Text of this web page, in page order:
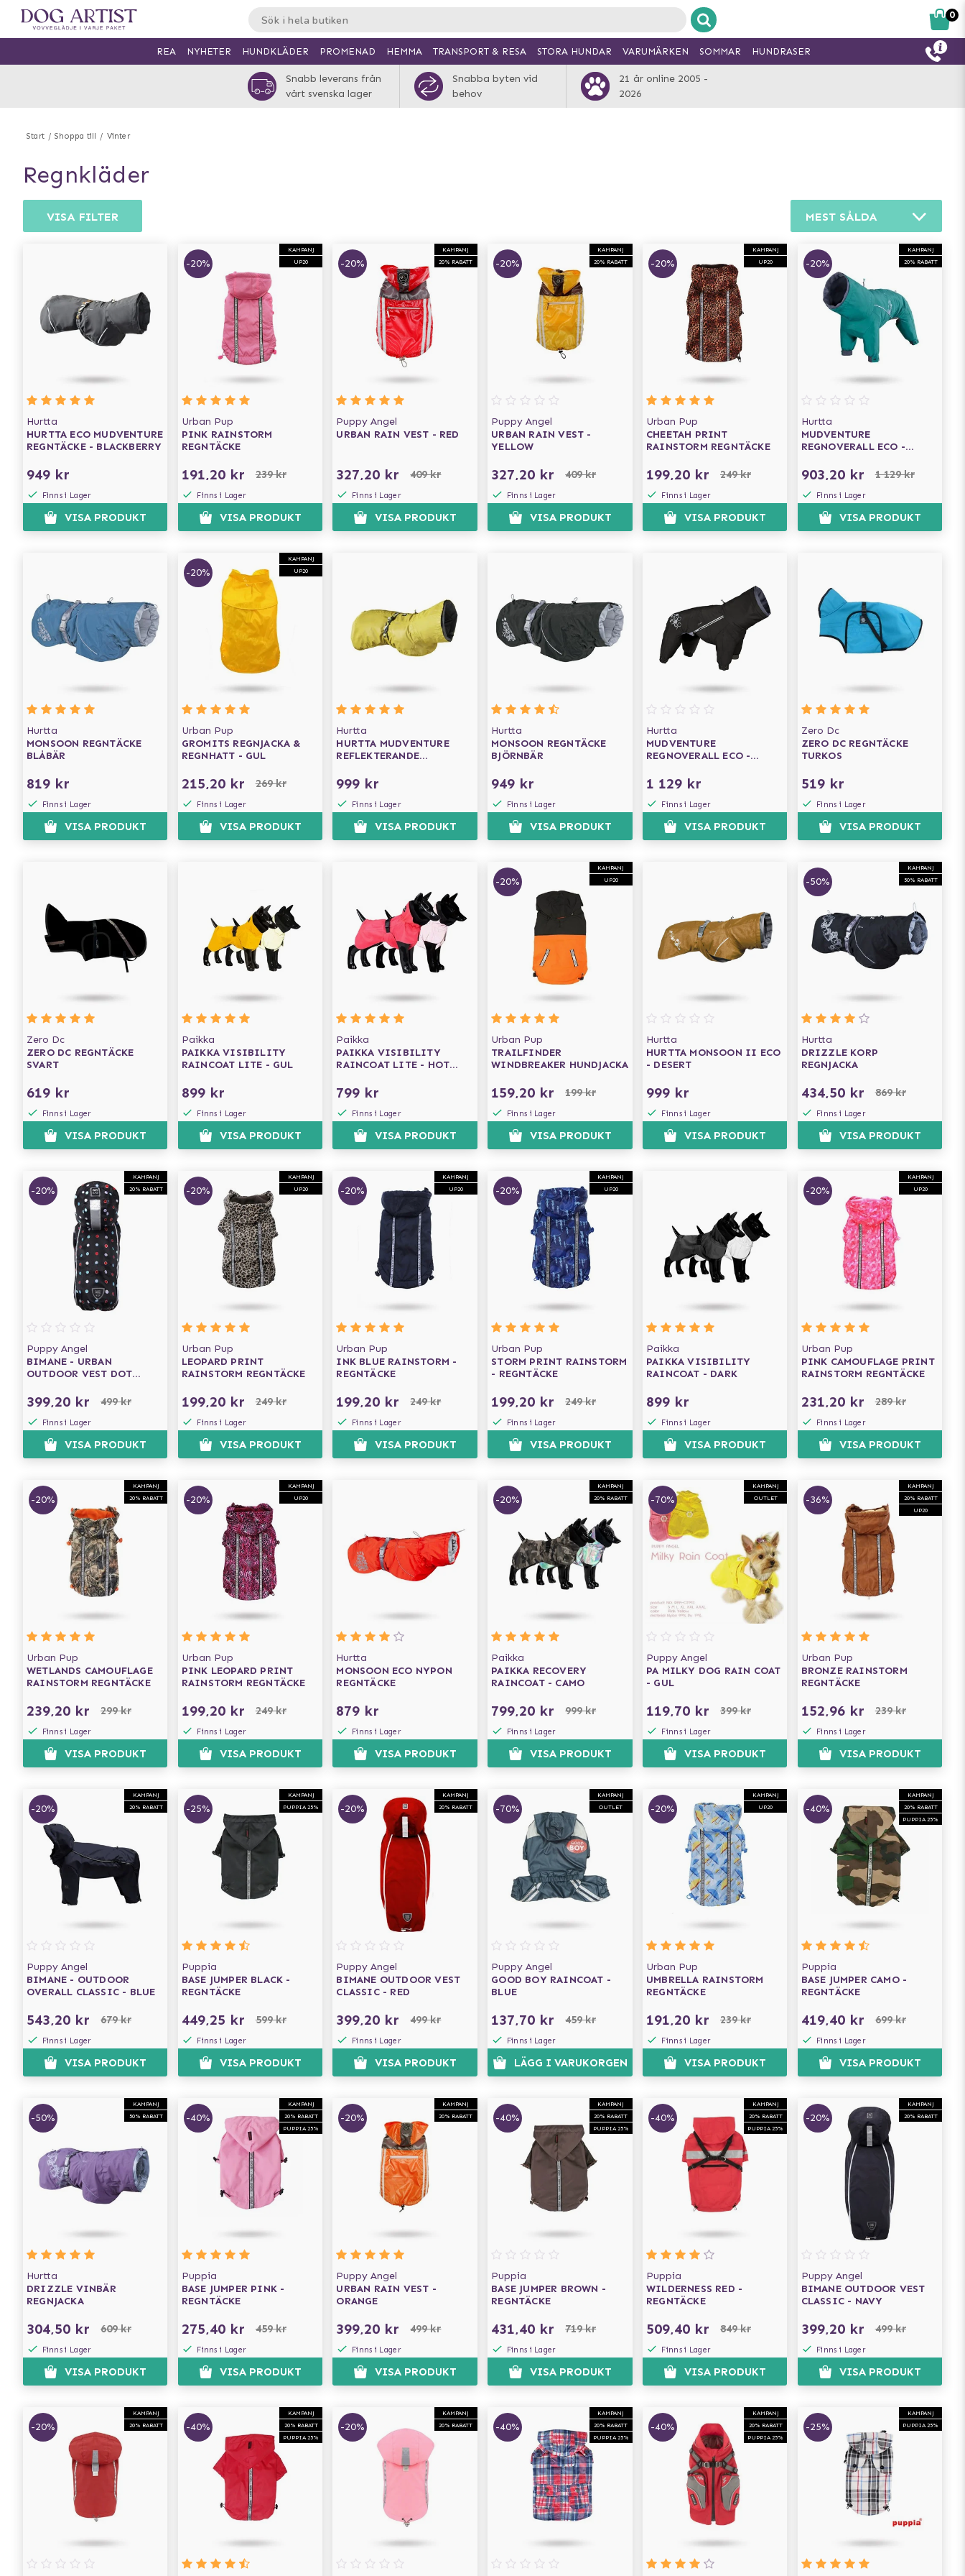
Start Shoppa till Vinter
regnkläder
VISA FILTER MEST SÅLDA
Hurtta
HURTTA ECO MUDVENTURE
REGNTÄCKE - BLACKBERRY
949 kr
Finns i Lager
VISA PRODUKT
KAMPANJ
UP20
-20%
Urban Pup
PINK RAINSTORM
REGNTÄCKE
191,20 kr 239 kr
Finns i Lager
VISA PRODUKT
KAMPANJ
20% RABATT
-20%
Puppy Angel
URBAN RAIN VEST - RED
327,20 kr 409 kr
Finns i Lager
VISA PRODUKT
KAMPANJ
20% RABATT
-20%
Puppy Angel
URBAN RAIN VEST -
YELLOW
327,20 kr 409 kr
Finns i Lager
VISA PRODUKT
KAMPANJ
UP20
-20%
Urban Pup
CHEETAH PRINT
RAINSTORM REGNTÄCKE
199,20 kr 249 kr
Finns i Lager
VISA PRODUKT
KAMPANJ
20% RABATT
-20%
Hurtta
MUDVENTURE
REGNOVERALL ECO -
903,20 kr 1 129 kr
Finns i Lager
VISA PRODUKT
Hurtta
MONSOON REGNTÄCKE
BLÅBÄR
819 kr
Finns i Lager
VISA PRODUKT
KAMPANJ
UP20
-20%
Urban Pup
GROMITS REGNJACKA &
REGNHATT - GUL
215,20 kr 269 kr
Finns i Lager
VISA PRODUKT
Hurtta
HURTTA MUDVENTURE
REFLEKTERANDE
999 kr
Finns i Lager
VISA PRODUKT
Hurtta
MONSOON REGNTÄCKE
BJÖRNBÄR
949 kr
Finns i Lager
VISA PRODUKT
Hurtta
MUDVENTURE
REGNOVERALL ECO -
1 129 kr
Finns i Lager
VISA PRODUKT
Zero Dc
ZERO DC REGNTÄCKE
TURKOS
519 kr
Finns i Lager
VISA PRODUKT
Zero Dc
ZERO DC REGNTÄCKE
SVART
619 kr
Finns i Lager
VISA PRODUKT
Paikka
PAIKKA VISIBILITY
RAINCOAT LITE - GUL
899 kr
Finns i Lager
VISA PRODUKT
Paikka
PAIKKA VISIBILITY
RAINCOAT LITE - HOT
799 kr
Finns i Lager
VISA PRODUKT
KAMPANJ
UP20
-20%
Urban Pup
TRAILFINDER
WINDBREAKER HUNDJACKA
159,20 kr 199 kr
Finns i Lager
VISA PRODUKT
Hurtta
HURTTA MONSOON II ECO
- DESERT
999 kr
Finns i Lager
VISA PRODUKT
KAMPANJ
50% RABATT
-50%
Hurtta
DRIZZLE KORP
REGNJACKA
434,50 kr 869 kr
Finns i Lager
VISA PRODUKT
KAMPANJ
20% RABATT
-20%
Puppy Angel
BIMANE - URBAN
OUTDOOR VEST DOT
399,20 kr 499 kr
Finns i Lager
VISA PRODUKT
KAMPANJ
UP20
-20%
Urban Pup
LEOPARD PRINT
RAINSTORM REGNTÄCKE
199,20 kr 249 kr
Finns i Lager
VISA PRODUKT
KAMPANJ
UP20
-20%
Urban Pup
INK BLUE RAINSTORM -
REGNTÄCKE
199,20 kr 249 kr
Finns i Lager
VISA PRODUKT
KAMPANJ
UP20
-20%
Urban Pup
STORM PRINT RAINSTORM
- REGNTÄCKE
199,20 kr 249 kr
Finns i Lager
VISA PRODUKT
Paikka
PAIKKA VISIBILITY
RAINCOAT - DARK
899 kr
Finns i Lager
VISA PRODUKT
KAMPANJ
UP20
-20%
Urban Pup
PINK CAMOUFLAGE PRINT
RAINSTORM REGNTÄCKE
231,20 kr 289 kr
Finns i Lager
VISA PRODUKT
KAMPANJ
20% RABATT
-20%
Urban Pup
WETLANDS CAMOUFLAGE
RAINSTORM REGNTÄCKE
239,20 kr 299 kr
Finns i Lager
VISA PRODUKT
KAMPANJ
UP20
-20%
Urban Pup
PINK LEOPARD PRINT
RAINSTORM REGNTÄCKE
199,20 kr 249 kr
Finns i Lager
VISA PRODUKT
Hurtta
MONSOON ECO NYPON
REGNTÄCKE
879 kr
Finns i Lager
VISA PRODUKT
KAMPANJ
20% RABATT
-20%
Paikka
PAIKKA RECOVERY
RAINCOAT - CAMO
799,20 kr 999 kr
Finns i Lager
VISA PRODUKT
KAMPANJ
OUTLET
-70%
Puppy Angel
PA MILKY DOG RAIN COAT
- GUL
119,70 kr 399 kr
Finns i Lager
VISA PRODUKT
KAMPANJ
20% RABATT
UP20
-36%
Urban Pup
BRONZE RAINSTORM
REGNTÄCKE
152,96 kr 239 kr
Finns i Lager
VISA PRODUKT
KAMPANJ
20% RABATT
-20%
Puppy Angel
BIMANE - OUTDOOR
OVERALL CLASSIC - BLUE
543,20 kr 679 kr
Finns i Lager
VISA PRODUKT
KAMPANJ
PUPPIA 25%
-25%
Puppia
BASE JUMPER BLACK -
REGNTÄCKE
449,25 kr 599 kr
Finns i Lager
VISA PRODUKT
KAMPANJ
20% RABATT
-20%
Puppy Angel
BIMANE OUTDOOR VEST
CLASSIC - RED
399,20 kr 499 kr
Finns i Lager
VISA PRODUKT
KAMPANJ
OUTLET
-70%
Puppy Angel
GOOD BOY RAINCOAT -
BLUE
137,70 kr 459 kr
Finns i Lager
LÄGG I VARUKORGEN
KAMPANJ
UP20
-20%
Urban Pup
UMBRELLA RAINSTORM
REGNTÄCKE
191,20 kr 239 kr
Finns i Lager
VISA PRODUKT
KAMPANJ
20% RABATT
PUPPIA 25%
-40%
Puppia
BASE JUMPER CAMO -
REGNTÄCKE
419,40 kr 699 kr
Finns i Lager
VISA PRODUKT
KAMPANJ
50% RABATT
-50%
Hurtta
DRIZZLE VINBÄR
REGNJACKA
304,50 kr 609 kr
Finns i Lager
VISA PRODUKT
KAMPANJ
20% RABATT
PUPPIA 25%
-40%
Puppia
BASE JUMPER PINK -
REGNTÄCKE
275,40 kr 459 kr
Finns i Lager
VISA PRODUKT
KAMPANJ
20% RABATT
-20%
Puppy Angel
URBAN RAIN VEST -
ORANGE
399,20 kr 499 kr
Finns i Lager
VISA PRODUKT
KAMPANJ
20% RABATT
PUPPIA 25%
-40%
Puppia
BASE JUMPER BROWN -
REGNTÄCKE
431,40 kr 719 kr
Finns i Lager
VISA PRODUKT
KAMPANJ
20% RABATT
PUPPIA 25%
-40%
Puppia
WILDERNESS RED -
REGNTÄCKE
509,40 kr 849 kr
Finns i Lager
VISA PRODUKT
KAMPANJ
20% RABATT
-20%
Puppy Angel
BIMANE OUTDOOR VEST
CLASSIC - NAVY
399,20 kr 499 kr
Finns i Lager
VISA PRODUKT
KAMPANJ
20% RABATT
-20%
KAMPANJ
20% RABATT
PUPPIA 25%
-40%
KAMPANJ
20% RABATT
-20%
KAMPANJ
20% RABATT
PUPPIA 25%
-40%
KAMPANJ
20% RABATT
PUPPIA 25%
-40%
KAMPANJ
PUPPIA 25%
-25%
0
REA NYHETER HUNDKLÄDER PROMENAD HEMMA TRANSPORT & RESA STORA HUNDAR VARUMÄRKEN SOMMAR HUNDRASER
Snabb leverans från
vårt svenska lager
Snabba byten vid
behov
21 år online 2005 -
2026